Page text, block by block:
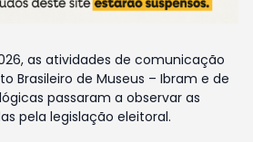
as atividades de comunicação
Brasileiro de Museus – Ibram e de
passaram a observar as
pela legislação eleitoral.